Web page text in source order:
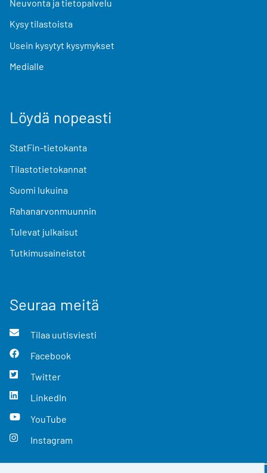
Neuvonta ja tietopalvelu
Kysy tilastoista
Usein kysytyt kysymykset
Medialle
Löydä nopeasti
StatFin-tietokanta
Tilastotietokannat
Suomi lukuina
Rahanarvonmuunnin
Tulevat julkaisut
Tutkimusaineistot
Seuraa meitä
Tilaa uutisviesti
Facebook
Twitter
LinkedIn
YouTube
Instagram